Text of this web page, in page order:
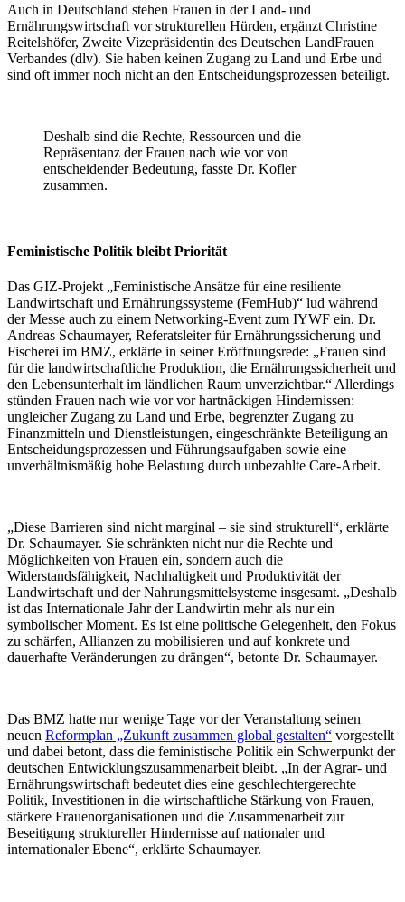
Auch in Deutschland stehen Frauen in der Land- und
Ernährungswirtschaft vor strukturellen Hürden, ergänzt Christine
Reitelshöfer, Zweite Vizepräsidentin des Deutschen LandFrauen
Verbandes (dlv). Sie haben keinen Zugang zu Land und Erbe und
sind oft immer noch nicht an den Entscheidungsprozessen beteiligt.
Deshalb sind die Rechte, Ressourcen und die
Repräsentanz der Frauen nach wie vor von
entscheidender Bedeutung, fasste Dr. Kofler
zusammen.
Feministische Politik bleibt Priorität
Das GIZ-Projekt „Feministische Ansätze für eine resiliente
Landwirtschaft und Ernährungssysteme (FemHub)“ lud während
der Messe auch zu einem Networking-Event zum IYWF ein. Dr.
Andreas Schaumayer, Referatsleiter für Ernährungssicherung und
Fischerei im BMZ, erklärte in seiner Eröffnungsrede: „Frauen sind
für die landwirtschaftliche Produktion, die Ernährungssicherheit und
den Lebensunterhalt im ländlichen Raum unverzichtbar.“ Allerdings
stünden Frauen nach wie vor vor hartnäckigen Hindernissen:
ungleicher Zugang zu Land und Erbe, begrenzter Zugang zu
Finanzmitteln und Dienstleistungen, eingeschränkte Beteiligung an
Entscheidungsprozessen und Führungsaufgaben sowie eine
unverhältnismäßig hohe Belastung durch unbezahlte Care-Arbeit.
„Diese Barrieren sind nicht marginal – sie sind strukturell“, erklärte
Dr. Schaumayer. Sie schränkten nicht nur die Rechte und
Möglichkeiten von Frauen ein, sondern auch die
Widerstandsfähigkeit, Nachhaltigkeit und Produktivität der
Landwirtschaft und der Nahrungsmittelsysteme insgesamt. „Deshalb
ist das Internationale Jahr der Landwirtin mehr als nur ein
symbolischer Moment. Es ist eine politische Gelegenheit, den Fokus
zu schärfen, Allianzen zu mobilisieren und auf konkrete und
dauerhafte Veränderungen zu drängen“, betonte Dr. Schaumayer.
Das BMZ hatte nur wenige Tage vor der Veranstaltung seinen
neuen Reformplan „Zukunft zusammen global gestalten“ vorgestellt
und dabei betont, dass die feministische Politik ein Schwerpunkt der
deutschen Entwicklungszusammenarbeit bleibt. „In der Agrar- und
Ernährungswirtschaft bedeutet dies eine geschlechtergerechte
Politik, Investitionen in die wirtschaftliche Stärkung von Frauen,
stärkere Frauenorganisationen und die Zusammenarbeit zur
Beseitigung struktureller Hindernisse auf nationaler und
internationaler Ebene“, erklärte Schaumayer.